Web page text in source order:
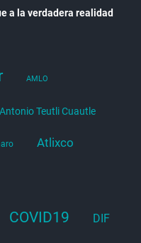
a la verdadera realidad
AMLO
Antonio Teutli Cuautle
Atlixco
COVID19 DIF